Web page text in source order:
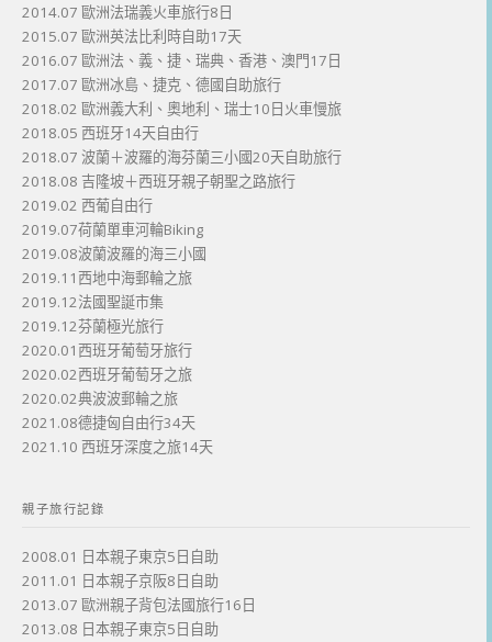
2014.07 歐洲法瑞義火車旅行8日
2015.07 歐洲英法比利時自助17天
2016.07 歐洲法、義、捷、瑞典、香港、澳門17日
2017.07 歐洲冰島、捷克、德國自助旅行
2018.02 歐洲義大利、奧地利、瑞士10日火車慢旅
2018.05 西班牙14天自由行
2018.07 波蘭＋波羅的海芬蘭三小國20天自助旅行
2018.08 吉隆坡＋西班牙親子朝聖之路旅行
2019.02 西葡自由行
2019.07荷蘭單車河輪Biking
2019.08波蘭波羅的海三小國
2019.11西地中海郵輪之旅
2019.12法國聖誕市集
2019.12芬蘭極光旅行
2020.01西班牙葡萄牙旅行
2020.02西班牙葡萄牙之旅
2020.02典波波郵輪之旅
2021.08德捷匈自由行34天
2021.10 西班牙深度之旅14天
親子旅行記錄
2008.01 日本親子東京5日自助
2011.01 日本親子京阪8日自助
2013.07 歐洲親子背包法國旅行16日
2013.08 日本親子東京5日自助